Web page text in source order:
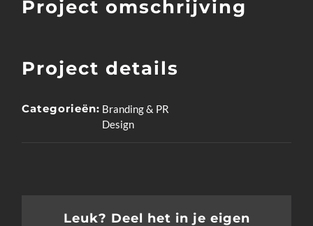
Project omschrijving
Project details
Categorieën: Branding & PR
Design
Leuk? Deel het in je eigen